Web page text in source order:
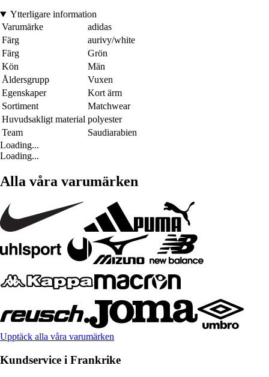
Ytterligare information
Varumärke
adidas
Färg
aurivy/white
Färg
Grön
Kön
Män
Åldersgrupp
Vuxen
Egenskaper
Kort ärm
Sortiment
Matchwear
Huvudsakligt material polyester
Team
Saudiarabien
Loading...
Loading...
Alla våra varumärken
Upptäck alla våra varumärken
Kundservice i Frankrike